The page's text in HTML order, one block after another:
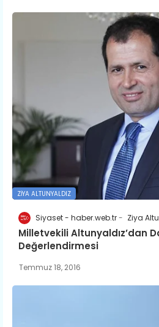
ZIYA ALTUNYALDIZ
Siyaset - haber.web.tr Ziya
Milletvekili Altunyaldız’dan
Değerlendirmesi
Temmuz 18, 2016